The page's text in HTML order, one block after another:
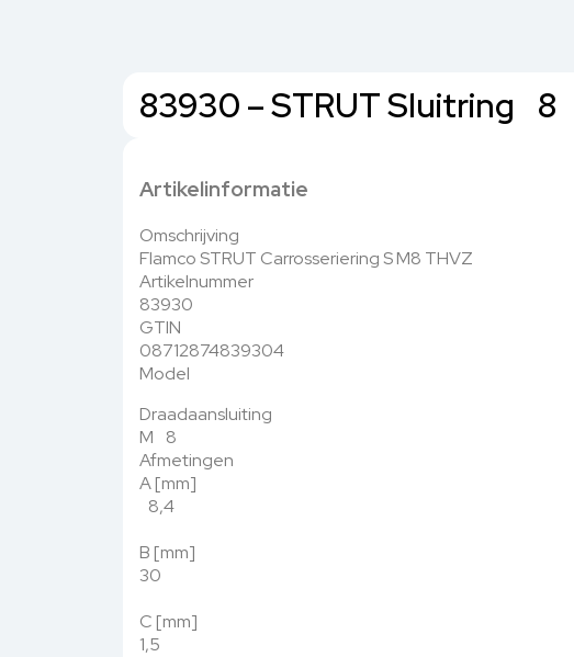
83930 – STRUT Sluitring 8
Artikelinformatie
Omschrijving
Flamco STRUT Carrosseriering S M8 THVZ
Artikelnummer
83930
GTIN
08712874839304
Model
Draadaansluiting
M 8
Afmetingen
A [mm]
8,4
B [mm]
30
C [mm]
1,5